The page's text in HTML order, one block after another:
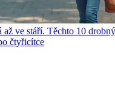
až ve stáří. Těchto 10
čtyřicítce